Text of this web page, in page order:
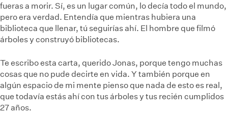
fueras a morir. Sí, es un lugar común, lo decía todo el mundo,
pero era verdad. Entendía que mientras hubiera una
biblioteca que llenar, tú seguirías ahí. El hombre que filmó
árboles y construyó bibliotecas.
Te escribo esta carta, querido Jonas, porque tengo muchas
cosas que no pude decirte en vida. Y también porque en
algún espacio de mi mente pienso que nada de esto es real,
que todavía estás ahí con tus árboles y tus recién cumplidos
27 años.